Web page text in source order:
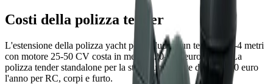
Costi della polizza tender
L'estensione della polizza yacht per includere un tender di 3-4 metri
con motore 25-50 CV costa in media 120-300 euro l'anno. La
polizza tender standalone per la stessa unita parte da 180-400 euro
l'anno per RC, corpi e furto.